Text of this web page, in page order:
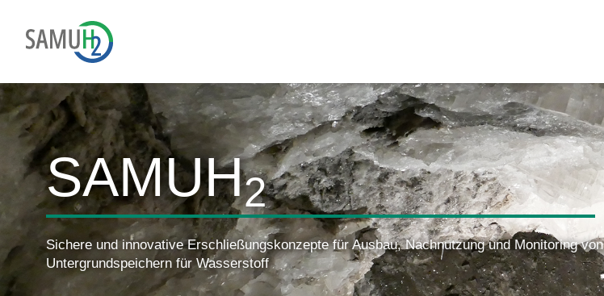
SAMUH2
Sichere und innovative Erschließungskonzepte für Ausbau, Nachnutzung und Monitoring von
Untergrundspeichern für Wasserstoff